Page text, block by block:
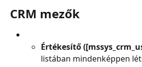
CRM mezők
Értékesítő
listában mindenképpen